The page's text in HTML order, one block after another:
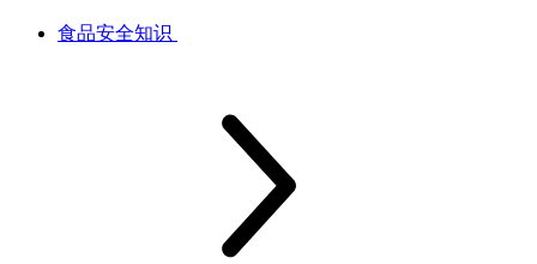
食品安全知识